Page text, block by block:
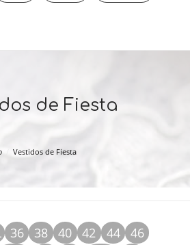
de Fiesta
Vestidos de Fiesta
36 38 40 42 44
46